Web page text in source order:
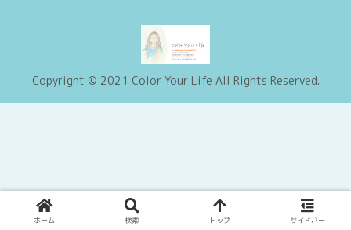
Copyright © 2021 Color Your Life All Rights Reserved.
ホーム 検索 トップ サイドバー